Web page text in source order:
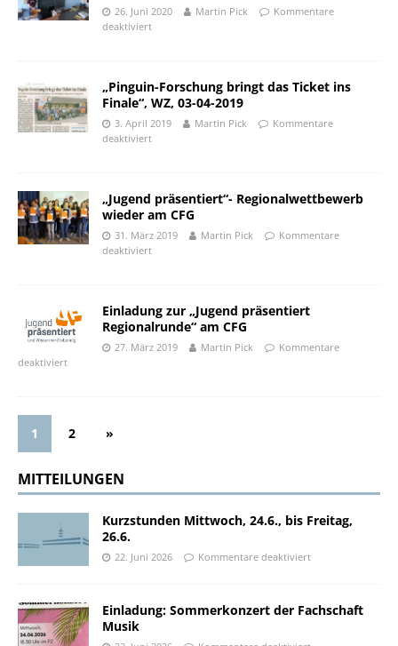
26. Juni 2020 Martin Pick
Kommentare
deaktiviert
„Pinguin-Forschung bringt das Ticket ins
Finale“, WZ, 03-04-2019
3. April 2019 Martin Pick
Kommentare
deaktiviert
„Jugend präsentiert“- Regionalwettbewerb
wieder am CFG
31. März 2019 Martin Pick
Kommentare
deaktiviert
Einladung zur „Jugend präsentiert
Regionalrunde“ am CFG
27. März 2019 Martin Pick
Kommentare
deaktiviert
1 2 »
MITTEILUNGEN
Kurzstunden Mittwoch, 24.6., bis Freitag,
26.6.
22. Juni 2026 Kommentare deaktiviert
Einladung: Sommerkonzert der Fachschaft
Musik